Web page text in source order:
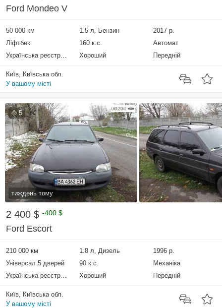
Ford Mondeo V
50 000 км 1.5 л, Бензин
2017 р.
Ліфтбек
160 к.с.
Автомат
Українська реєстрація
Хороший Передній
Київ, Київська обл.
У вашому місті
5
тиждень тому
2 400 $ -400 $
Ford Escort
210 000 км 1.8 л, Дизель
1996 р.
Універсал 5 дверей
90 к.с.
Механіка
Українська реєстрація
Хороший Передній
Київ, Київська обл.
У вашому місті